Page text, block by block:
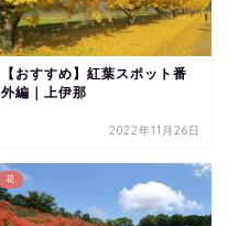
【おすすめ】紅葉スポット番
外編｜上伊那
2022年11月26日
花